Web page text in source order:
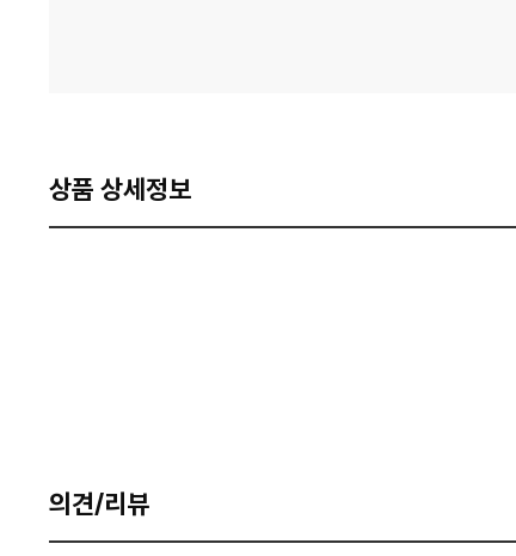
상품 상세정보
의견/리뷰